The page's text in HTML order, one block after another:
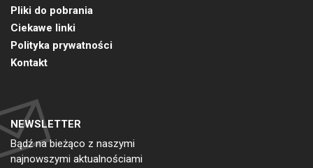
Pliki do pobrania
Ciekawe linki
Polityka prywatności
Kontakt
NEWSLETTER
Bądź na bieżąco z naszymi
najnowszymi aktualnościami